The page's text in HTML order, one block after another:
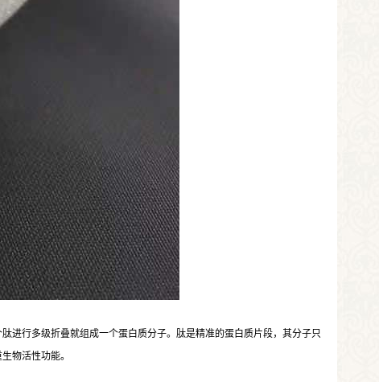
进行多级折叠就组成一个蛋白质分子。肽是精准的蛋白质片段，其分子只
物活性功能。